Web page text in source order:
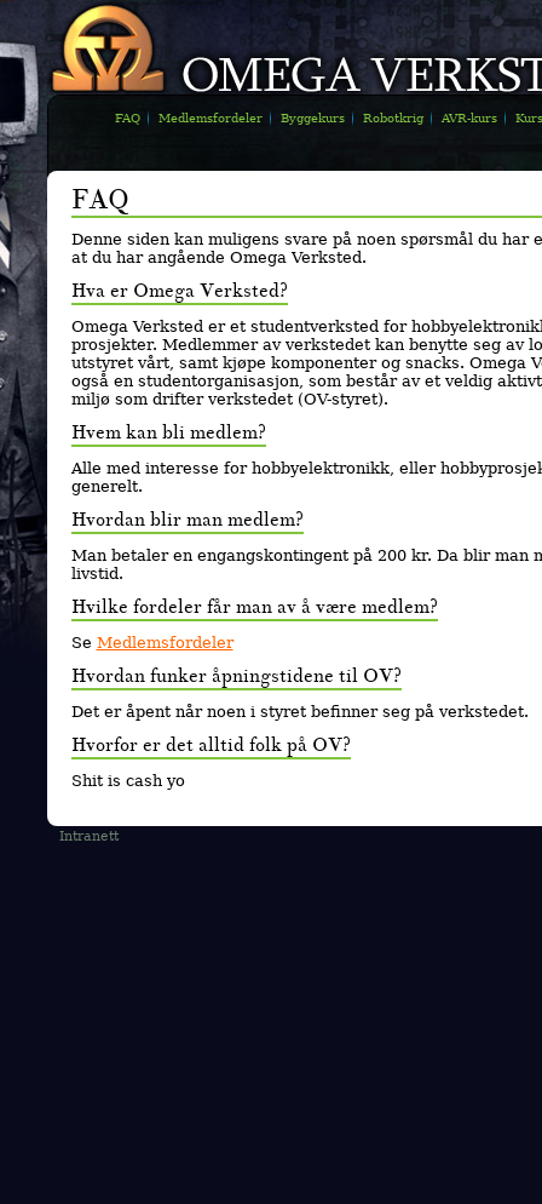
FAQ Medlemsfordeler Byggekurs Robotkrig AVR-kurs Kurs
FAQ
Denne siden kan muligens svare på noen spørsmål du har
at du har angående Omega Verksted.
Hva er Omega Verksted?
Omega Verksted er et studentverksted for
prosjekter. Medlemmer av verkstedet kan benytte seg av
utstyret vårt, samt kjøpe komponenter og snacks. Omega
også en studentorganisasjon, som består av et veldig
miljø som drifter verkstedet (OV-styret).
Hvem kan bli medlem?
Alle med interesse for hobbyelektronikk, eller
generelt.
Hvordan blir man medlem?
Man betaler en engangskontingent på 200 kr. Da blir man
livstid.
Hvilke fordeler får man av å være medlem?
Se Medlemsfordeler
Hvordan funker åpningstidene til OV?
Det er åpent når noen i styret befinner seg på verkstedet.
Hvorfor er det alltid folk på OV?
Shit is cash yo
Intranett